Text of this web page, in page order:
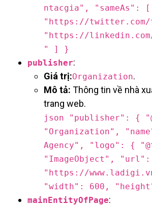
ntacgia", "sameAs": [
"https://twitter.com/
"https://
" ] }
publisher:
Giá trị:Organization.
Mô tả: Thông tin về nhà
trang web.
json "publisher": {
"Organization",
Agency", "logo": {
"ImageObject", "url":
"https://
"width": 600,
mainEntityOfPage: